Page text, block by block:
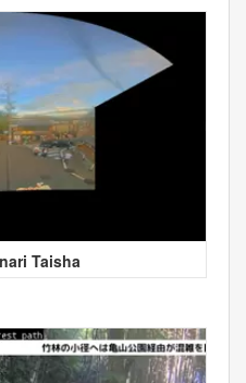
Taisha